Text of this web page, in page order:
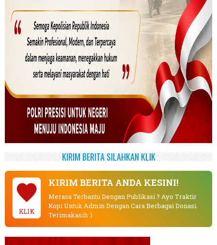
KIRIM BERITA SILAHKAN KLIK
KLIK
KIRIM BERITA ANDA KESINI!
Merasa Terbantu Dengan Publikasi ? Ayo Traktir
Kopi Untuk Admin Dengan Cara Berbagai Donasi.
Terimakasih :)